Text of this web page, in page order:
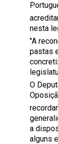
nesta
"A
pastas
O
a
alguns